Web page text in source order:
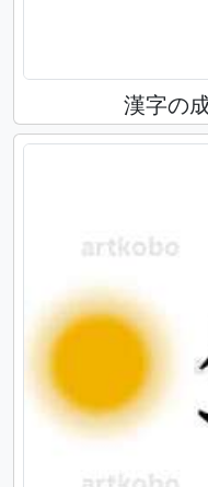
漢字の